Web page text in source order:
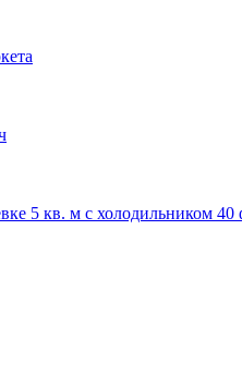
5 кв. м с холодильником 40